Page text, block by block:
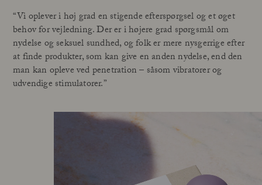
“Vi oplever i høj grad en stigende efterspørgsel og et øget
behov for vejledning. Der er i højere grad spørgsmål om
nydelse og seksuel sundhed, og folk er mere nysgerrige efter
at finde produkter, som kan give en anden nydelse, end den
man kan opleve ved penetration – såsom vibratorer og
udvendige stimulatorer.”